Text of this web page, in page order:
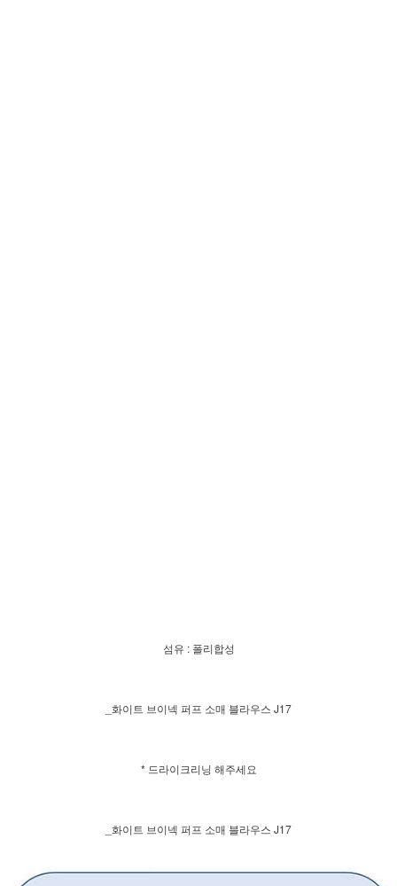
섬유 : 폴리합성
_화이트 브이넥 퍼프 소매 블라우스 J17
* 드라이크리닝 해주세요
_화이트 브이넥 퍼프 소매 블라우스 J17